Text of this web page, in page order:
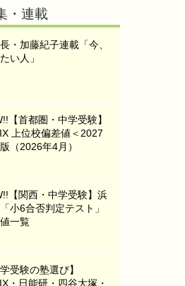
・連載
・加藤紀子連載「今、
い人」
【首都圏・中学受験】
上位校偏差値＜2027
（2026年4月）
【関西・中学受験】浜
小6合否判定テスト」
一覧
学受験の塾選び】
・日能研・四谷大塚・